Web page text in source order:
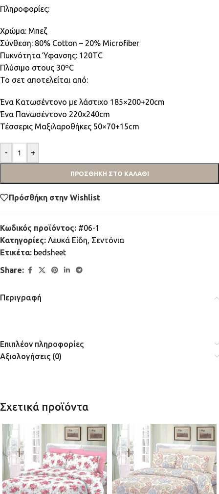
Πληροφορίες:
Χρώμα: Μπεζ
Σύνθεση: 80% Cotton – 20% Microfiber
Πυκνότητα Ύφανσης: 120TC
Πλύσιμο στους 30ºC
Το σετ αποτελείται από:
Ένα Κατωσέντονο με λάστιχο 185×200+20cm
Ένα Πανωσέντονο 220x240cm
Τέσσερις Μαξιλαροθήκες 50×70+15cm
- +
ΠΡΟΣΘΉΚΗ ΣΤΟ ΚΑΛΆΘΙ
Πρόσθήκη στην Wishlist
Κωδικός προϊόντος: #06-1
Κατηγορίες: Λευκά Είδη, Σεντόνια
Ετικέτα: bedsheet
Share:
Περιγραφή
Επιπλέον πληροφορίες
Αξιολογήσεις (0)
Σχετικά προϊόντα